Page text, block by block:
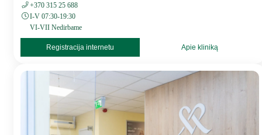
+370 315 25 688
I-V 07:30-19:30
VI-VII Nedirbame
Registracija internetu Apie kliniką